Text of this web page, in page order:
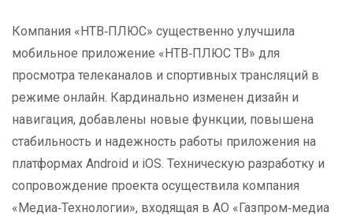
Компания «НТВ‑ПЛЮС» существенно улучшила
мобильное приложение «НТВ‑ПЛЮС ТВ» для
просмотра телеканалов и спортивных трансляций в
режиме онлайн. Кардинально изменен дизайн и
навигация, добавлены новые функции, повышена
стабильность и надежность работы приложения на
платформах Android и iOS. Техническую разработку и
сопровождение проекта осуществила компания
«Медиа‑Технологии», входящая в АО «Газпром‑медиа